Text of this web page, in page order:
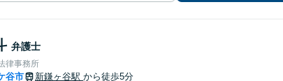
弁護士
律事務所
谷市 新鎌ヶ谷駅 から徒歩5分